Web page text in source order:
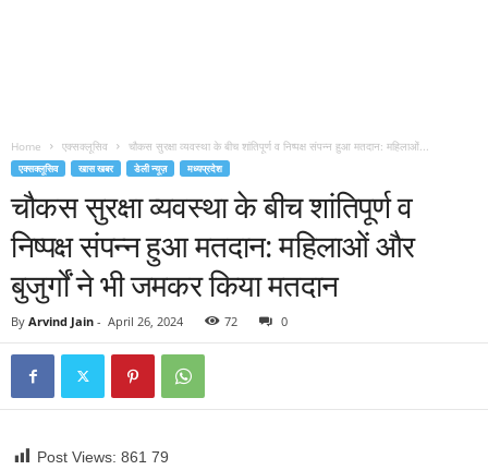
Home एक्सक्लूसिव चौकस सुरक्षा व्यवस्था के बीच शांतिपूर्ण व निष्पक्ष संपन्न हुआ मतदान: महिलाओं...
एक्सक्लूसिव खास खबर डेली न्यूज़ मध्यप्रदेश
चौकस सुरक्षा व्यवस्था के बीच शांतिपूर्ण व
निष्पक्ष संपन्न हुआ मतदान: महिलाओं और
बुजुर्गों ने भी जमकर किया मतदान
By Arvind Jain - April 26, 2024 72 0
Post Views: 861 79